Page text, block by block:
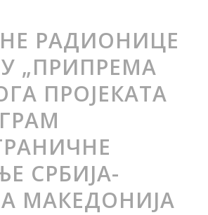
РАДИОНИЦЕ
„ПРИПРЕМА
ПРОЈЕКАТА
СРБИЈА-
МАКЕДОНИЈА